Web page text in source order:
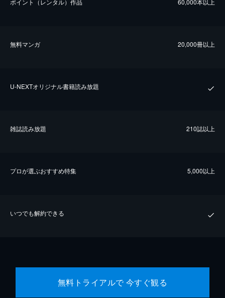
ポイント（レンタル）作品 60,000本以上
無料マンガ 20,000冊以上
U-NEXTオリジナル書籍読み放題
雑誌読み放題 210誌以上
プロが選ぶおすすめ特集 5,000以上
いつでも解約できる
無料トライアルで 今すぐ観る